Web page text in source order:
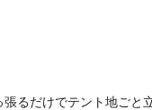
張るだけでテント地ごと